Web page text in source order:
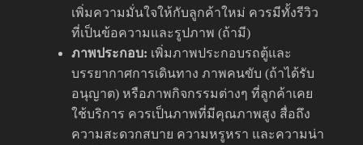
เพิ่มความมั่นใจให้กับลูกค้าใหม่ ควรมีทั้งรีวิว
ที่เป็นข้อความและรูปภาพ (ถ้ามี)
ภาพประกอบ: เพิ่มภาพประกอบรถตู้และ
บรรยากาศการเดินทาง ภาพคนขับ (ถ้าได้รับ
อนุญาต) หรือภาพกิจกรรมต่างๆ ที่ลูกค้าเคย
ใช้บริการ ควรเป็นภาพที่มีคุณภาพสูง สื่อถึง
ความสะดวกสบาย ความหรูหรา และความน่า